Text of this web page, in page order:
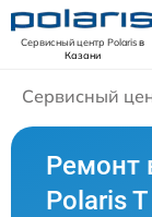
Сервисный центр Polarisв
Казани
Сервисный
Ремонт
Polaris